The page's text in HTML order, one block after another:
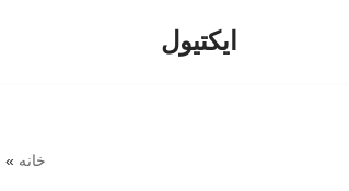
ایکتیول
خانه »